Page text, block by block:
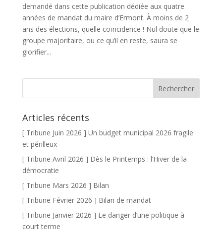
demandé dans cette publication dédiée aux quatre
années de mandat du maire d’Ermont. À moins de 2
ans des élections, quelle coïncidence ! Nul doute que le
groupe majoritaire, ou ce qu’il en reste, saura se
glorifier...
Articles récents
[ Tribune Juin 2026 ] Un budget municipal 2026 fragile
et périlleux
[ Tribune Avril 2026 ] Dès le Printemps : l’Hiver de la
démocratie
[ Tribune Mars 2026 ] Bilan
[ Tribune Février 2026 ] Bilan de mandat
[ Tribune Janvier 2026 ] Le danger d’une politique à
court terme